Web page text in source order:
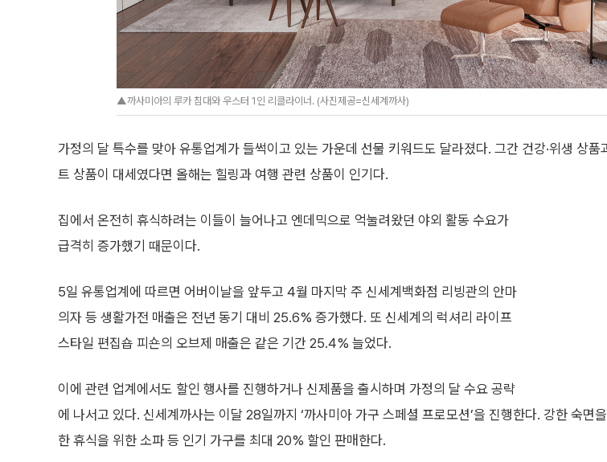
▲까사미아의 루카 침대와 우스터 1인 리클라이너. (사진제공=신세계까사)
가정의 달 특수를 맞아 유통업계가 들썩이고 있는 가운데 선물 키워드도 달라졌다. 그간 건강·위생 상품
트 상품이 대세였다면 올해는 힐링과 여행 관련 상품이 인기다.
집에서 온전히 휴식하려는 이들이 늘어나고 엔데믹으로 억눌려왔던 야외 활동 수요가
급격히 증가했기 때문이다.
5일 유통업계에 따르면 어버이날을 앞두고 4월 마지막 주 신세계백화점 리빙관의 안마
의자 등 생활가전 매출은 전년 동기 대비 25.6% 증가했다. 또 신세계의 럭셔리 라이프
스타일 편집숍 피숀의 오브제 매출은 같은 기간 25.4% 늘었다.
이에 관련 업계에서도 할인 행사를 진행하거나 신제품을 출시하며 가정의 달 수요 공략
에 나서고 있다. 신세계까사는 이달 28일까지 ‘까사미아 가구 스페셜 프로모션’을 진행한다. 강한 숙면
한 휴식을 위한 소파 등 인기 가구를 최대 20% 할인 판매한다.